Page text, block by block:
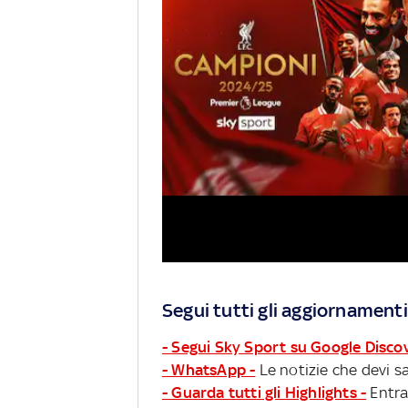
Segui tutti gli
- Segui Sky Sport su Google
- WhatsApp - Le notizie che devi
- Guarda tutti gli Highlights -